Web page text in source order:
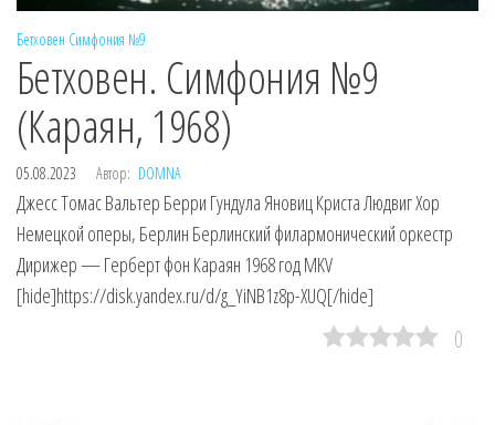
Бетховен Симфония №9
Бетховен. Симфония №9
(Караян, 1968)
05.08.2023 Автор: DOMNA
Джесс Томас Вальтер Берри Гундула Яновиц Криста Людвиг Хор
Немецкой оперы, Берлин Берлинский филармонический оркестр
Дирижер — Герберт фон Караян 1968 год MKV
[hide]https://disk.yandex.ru/d/g_YiNB1z8p-XUQ[/hide]
0